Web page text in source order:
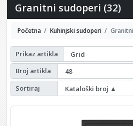
Granitni sudoperi (32)
Početna Kuhinjski sudoperi
Prikaz artikla
Broj artikla
Sortiraj